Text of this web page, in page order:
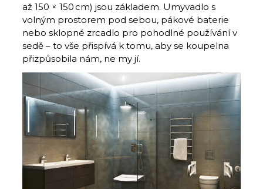
až 150 × 150 cm) jsou základem. Umyvadlo s
volným prostorem pod sebou, pákové baterie
nebo sklopné zrcadlo pro pohodlné používání v
sedě – to vše přispívá k tomu, aby se koupelna
přizpůsobila nám, ne my jí.